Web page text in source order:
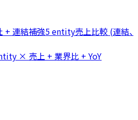
+ 連結補強5 entity売上比較 (連結、
× 売上 + 業界比 + YoY